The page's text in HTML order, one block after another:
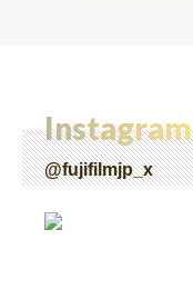
Instagram
@fujifilmjp_x